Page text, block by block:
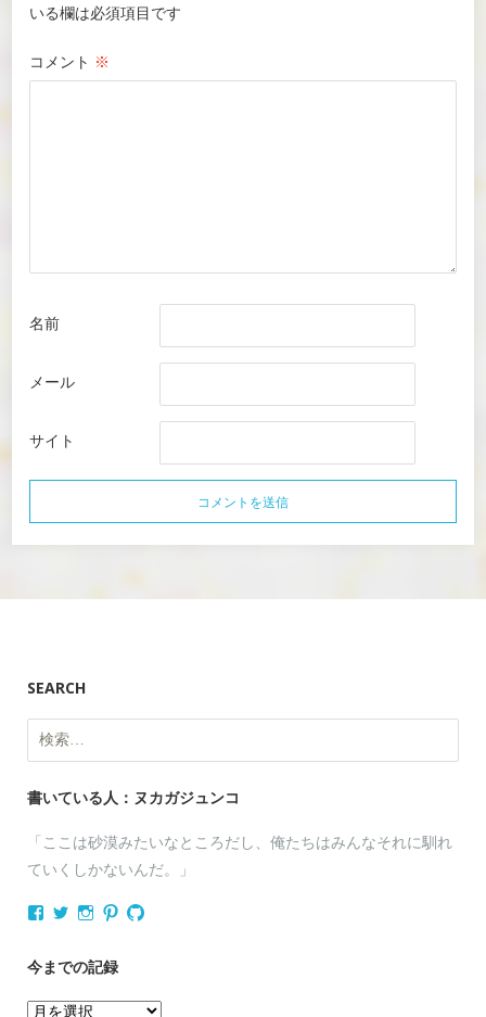
いる欄は必須項目です
コメント ※
名前
メール
サイト
SEARCH
索:
書いている人：ヌカガジュンコ
「ここは砂漠みたいなところだし、俺たちはみんなそれに馴れ
ていくしかないんだ。」
nukagajunko
の
ロ
nukaga
の
ロ
nukaga
の
ロ
nukaga
ロ
nukaga
ロ
今までの記録
今